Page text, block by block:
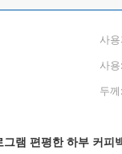
사
사용:
두께:
그램 편평한 하부 커피